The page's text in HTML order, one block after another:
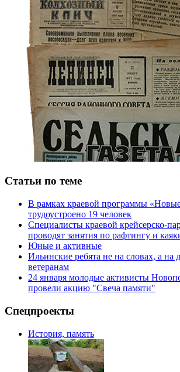
Статьи по теме
В рамках краевой программы
трудоустроено 19 человек
Специалисты краевой крейсерско-
проводят занятия по рафтингу и
Юные и активные
Ильинские ребята не на словах, а на
ветеранам
24 января молодые активисты
провели акцию "Свеча памяти"
Спецпроекты
История, память